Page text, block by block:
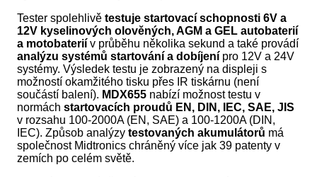
Tester spolehlivětestuje startovací schopnosti 6V a
12V kyselinových olověných, AGM a GEL autobaterií
a motobaterií v průběhu několika sekund a také provádí
analýzu systémů startování a dobíjení pro 12V a 24V
systémy. Výsledek testu je zobrazený na displeji s
možností okamžitého tisku přes IR tiskárnu (není
součástí balení). MDX655 nabízí možnost testu v
normáchstartovacích proudů EN, DIN, IEC, SAE, JIS
v rozsahu 100-2000A (EN, SAE) a 100-1200A (DIN,
IEC). Způsob analýzytestovaných akumulátorů má
společnost Midtronics chráněný více jak 39 patenty v
zemích po celém světě.